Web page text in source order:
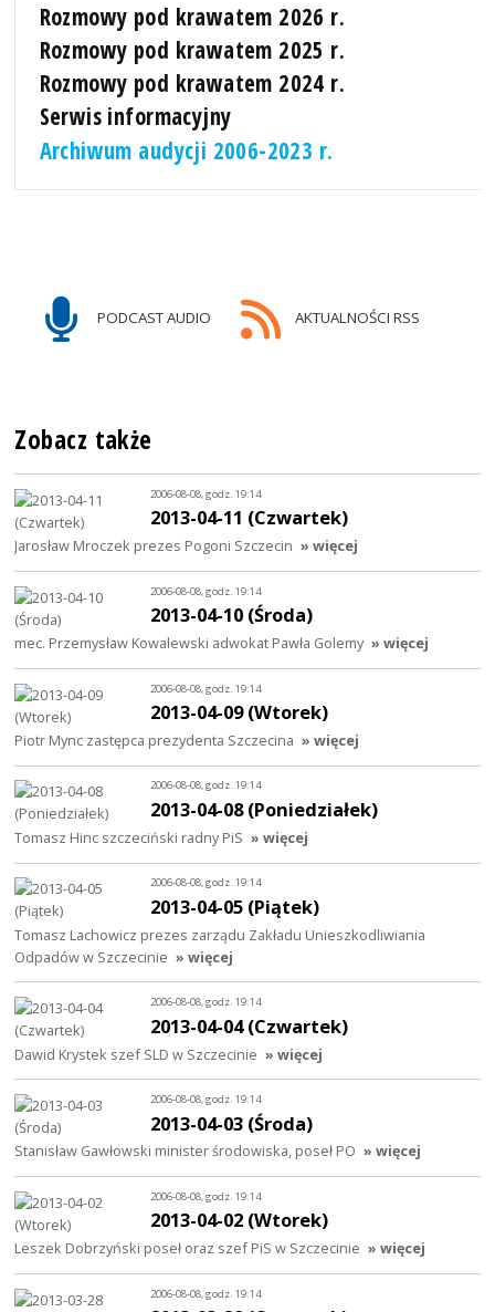
Rozmowy pod krawatem 2026 r.
Rozmowy pod krawatem 2025 r.
Rozmowy pod krawatem 2024 r.
Serwis informacyjny
Archiwum audycji 2006-2023 r.
PODCAST AUDIO AKTUALNOŚCI RSS
Zobacz także
2006-08-08, godz. 19:14
2013-04-11 (Czwartek)
Jarosław Mroczek prezes Pogoni Szczecin » więcej
2006-08-08, godz. 19:14
2013-04-10 (Środa)
mec. Przemysław Kowalewski adwokat Pawła Golemy » więcej
2006-08-08, godz. 19:14
2013-04-09 (Wtorek)
Piotr Mync zastępca prezydenta Szczecina » więcej
2006-08-08, godz. 19:14
2013-04-08 (Poniedziałek)
Tomasz Hinc szczeciński radny PiS » więcej
2006-08-08, godz. 19:14
2013-04-05 (Piątek)
Tomasz Lachowicz prezes zarządu Zakładu Unieszkodliwiania
Odpadów w Szczecinie » więcej
2006-08-08, godz. 19:14
2013-04-04 (Czwartek)
Dawid Krystek szef SLD w Szczecinie » więcej
2006-08-08, godz. 19:14
2013-04-03 (Środa)
Stanisław Gawłowski minister środowiska, poseł PO » więcej
2006-08-08, godz. 19:14
2013-04-02 (Wtorek)
Leszek Dobrzyński poseł oraz szef PiS w Szczecinie » więcej
2006-08-08, godz. 19:14